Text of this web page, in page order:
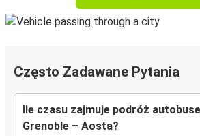
Często Zadawane Pytania
Ile czasu zajmuje podróż
Grenoble – Aosta?